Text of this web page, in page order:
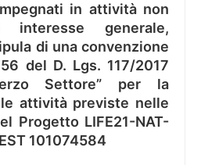
in attività non
interesse generale,
di una convenzione
del D. Lgs. 117/2017
Settore” per la
attività previste nelle
Progetto LIFE21-NAT-
101074584